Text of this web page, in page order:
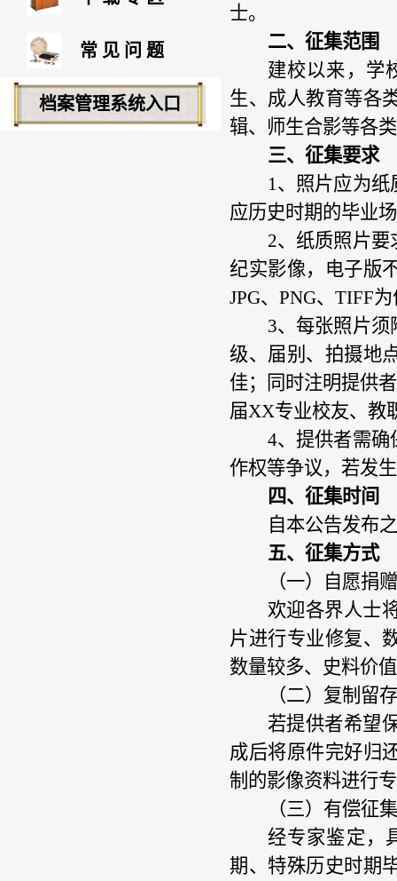
常见问题
档案管理系统入口
士。
二、征集范围
建校以来，学
生、成人教育等各
辑、师生合影等各
三、征集要求
1、 照片应为纸
应历史时期的毕业
2、 纸质照片要
纪实影像，电子版
JPG、PNG、TIFF
3、 每张照片须
级、届别、拍摄地
佳；同时注明提供
届XX专业校友、教
4、 提供者需确
作权等争议，若发
四、 征集时间
自本公告发布
五、征集方式
（一）
自愿捐赠
欢迎各界人士
片进行专业修复、
数量较多、史料价
（二） 复制留存
若提供者希望
成后将原件完好归
制的影像资料进行
（三） 有偿征集
经专家鉴定，
期、特殊历史时期